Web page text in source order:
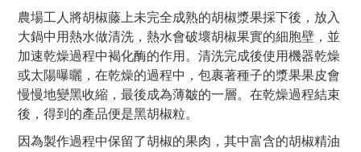
農場工人將胡椒藤上未完全成熟的胡椒漿果採下後，放入
大鍋中用熱水做清洗，熱水會破壞胡椒果實的細胞壁，並
加速乾燥過程中褐化酶的作用。清洗完成後使用機器乾燥
或太陽曝曬，在乾燥的過程中，包裹著種子的漿果果皮會
慢慢地變黑收縮，最後成為薄皺的一層。在乾燥過程結束
後，得到的產品便是黑胡椒粒。
因為製作過程中保留了胡椒的果肉，其中富含的胡椒精油